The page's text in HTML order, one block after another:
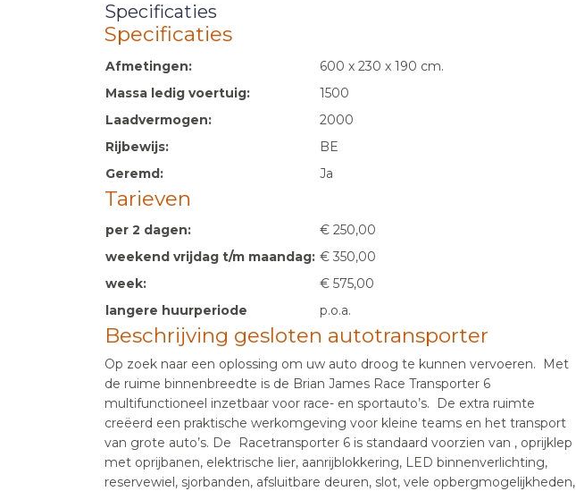
Specificaties
Specificaties
Afmetingen:
600 x 230 x 190 cm.
Massa ledig voertuig:
1500
Laadvermogen:
2000
Rijbewijs:
BE
Geremd:
Ja
Tarieven
per 2 dagen:
€ 250,00
weekend vrijdag t/m maandag: € 350,00
week:
€ 575,00
langere huurperiode
p.o.a.
Beschrijving gesloten autotransporter
Op zoek naar een oplossing om uw auto droog te kunnen vervoeren. Met
de ruime binnenbreedte is de Brian James Race Transporter 6
multifunctioneel inzetbaar voor race- en sportauto’s. De extra ruimte
creëerd een praktische werkomgeving voor kleine teams en het transport
van grote auto’s. De Racetransporter 6 is standaard voorzien van , oprijklep
met oprijbanen, elektrische lier, aanrijblokkering, LED binnenverlichting,
reservewiel, sjorbanden, afsluitbare deuren, slot, vele opbergmogelijkheden,